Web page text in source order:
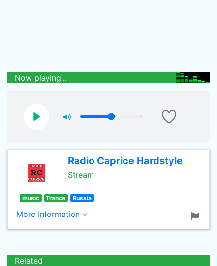
Now playing...
Radio Caprice Hardstyle
Stream
music Trance Russia
More Information
Related